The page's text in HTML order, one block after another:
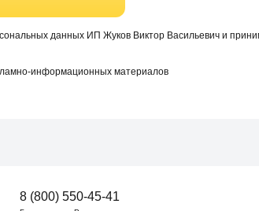
данных ИП Жуков Виктор Васильевич и
информационных материалов
8 (800) 550-45-41